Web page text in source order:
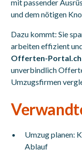
mit passender
und dem nötigen
Dazu kommt: Sie
arbeiten effizient
Offerten-Portal.ch
unverbindlich
Umzugsfirmen
Umzug planen:
Ablauf